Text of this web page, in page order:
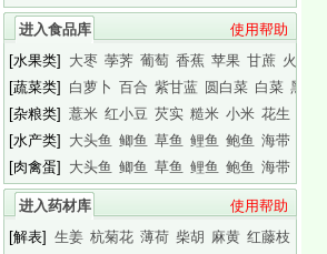
进入食品库
使用帮助
[水果类]
大枣 荸荠 葡萄 香蕉 苹果 甘蔗 火龙果
[蔬菜类]
白萝卜 百合 紫甘蓝 圆白菜 白菜 黑木耳
[杂粮类] 薏米 红小豆 芡实 糙米 小米 花生
[水产类]
大头鱼 鲫鱼 草鱼 鲤鱼 鲍鱼 海带
[肉禽蛋]
大头鱼 鲫鱼 草鱼 鲤鱼 鲍鱼 海带
进入药材库
使用帮助
[解表] 生姜 杭菊花 薄荷 柴胡 麻黄 红藤枝